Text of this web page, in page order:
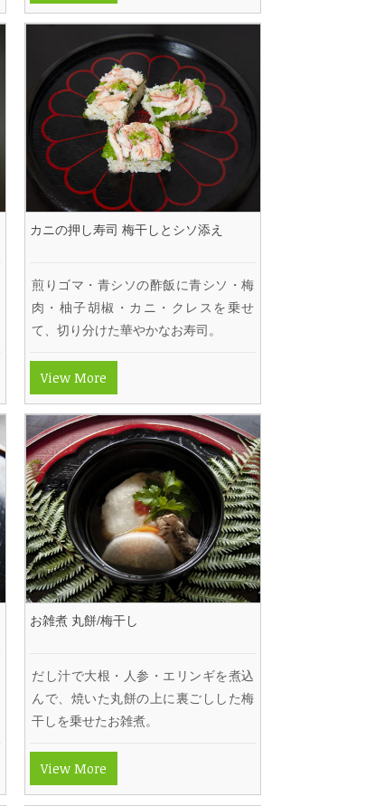
カニの押し寿司 梅干しとシソ添え
煎りゴマ・青シソの酢飯に青シソ・梅
肉・柚子胡椒・カニ・クレスを乗せ
て、切り分けた華やかなお寿司。
View More
お雑煮 丸餅/梅干し
だし汁で大根・人参・エリンギを煮込
んで、焼いた丸餅の上に裏ごしした梅
干しを乗せたお雑煮。
View More